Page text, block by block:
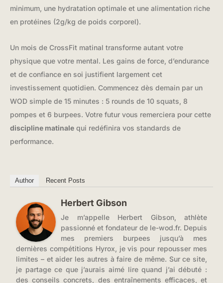
minimum, une hydratation optimale et une alimentation riche
en protéines (2g/kg de poids corporel).
Un mois de CrossFit matinal transforme autant votre
physique que votre mental. Les gains de force, d’endurance
et de confiance en soi justifient largement cet
investissement quotidien. Commencez dès demain par un
WOD simple de 15 minutes : 5 rounds de 10 squats, 8
pompes et 6 burpees. Votre futur vous remerciera pour cette
discipline matinale qui redéfinira vos standards de
performance.
Author Recent Posts
Herbert Gibson
Je m’appelle Herbert Gibson, athlète
passionné et fondateur de le-wod.fr. Depuis
mes premiers burpees jusqu’à mes
dernières compétitions Hyrox, je vis pour repousser mes
limites – et aider les autres à faire de même. Sur ce site,
je partage ce que j’aurais aimé lire quand j’ai débuté :
des conseils concrets, des entraînements efficaces, et